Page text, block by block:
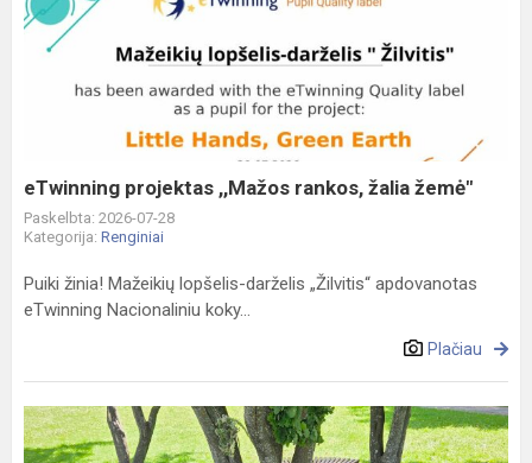
projektas
,,Mažos
eTwinning projektas ,,Mažos rankos, žalia žemė"
Paskelbta: 2026-07-28
Kategorija: Renginiai
Puiki žinia! Mažeikių lopšelis-darželis „Žilvitis“ apdovanotas
eTwinning Nacionaliniu koky...
Plačiau
Joninės
(Rasos)